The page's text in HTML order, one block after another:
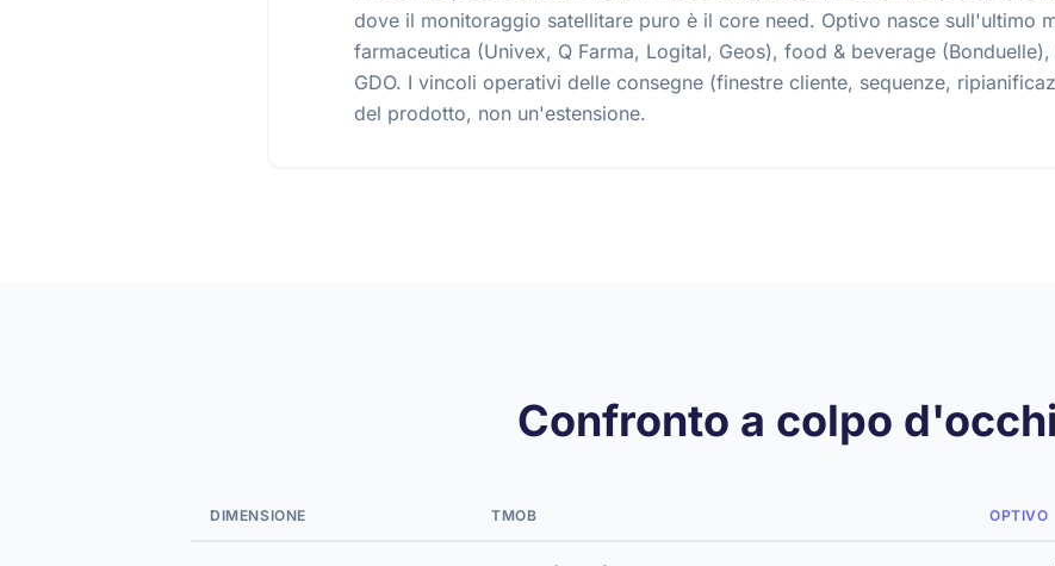
dove il monitoraggio satellitare puro è il core need. Optivo nasce sull'ultimo
farmaceutica (Univex, Q Farma, Logital, Geos), food & beverage
GDO. I vincoli operativi delle consegne (finestre cliente, sequenze,
del prodotto, non un'estensione.
Confronto a colpo
DIMENSIONE TMOB OPTIVO